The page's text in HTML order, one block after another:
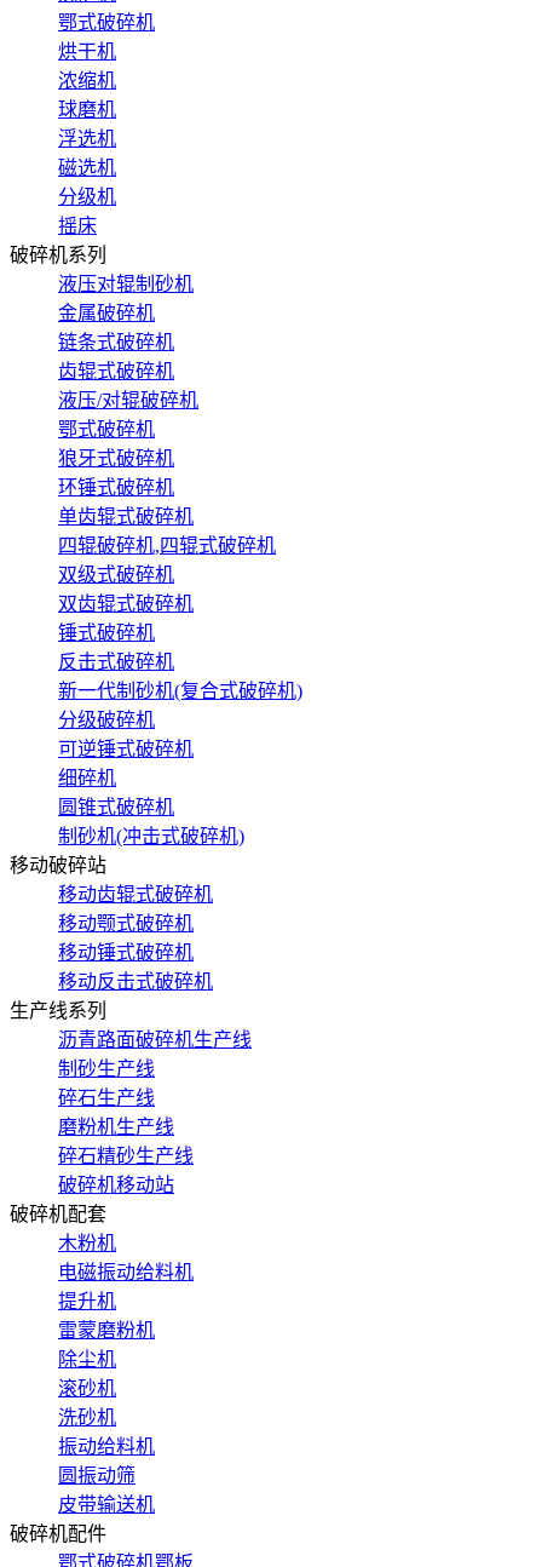
鄂式破碎机
烘干机
浓缩机
球磨机
浮选机
磁选机
分级机
摇床
破碎机系列
液压对辊制砂机
金属破碎机
链条式破碎机
齿辊式破碎机
液压/对辊破碎机
鄂式破碎机
狼牙式破碎机
环锤式破碎机
单齿辊式破碎机
四辊破碎机,四辊式破碎机
双级式破碎机
双齿辊式破碎机
锤式破碎机
反击式破碎机
新一代制砂机(复合式破碎机)
分级破碎机
可逆锤式破碎机
细碎机
圆锥式破碎机
制砂机(冲击式破碎机)
移动破碎站
移动齿辊式破碎机
移动颚式破碎机
移动锤式破碎机
移动反击式破碎机
生产线系列
沥青路面破碎机生产线
制砂生产线
碎石生产线
磨粉机生产线
碎石精砂生产线
破碎机移动站
破碎机配套
木粉机
电磁振动给料机
提升机
雷蒙磨粉机
除尘机
滚砂机
洗砂机
振动给料机
圆振动筛
皮带输送机
破碎机配件
鄂式破碎机鄂板